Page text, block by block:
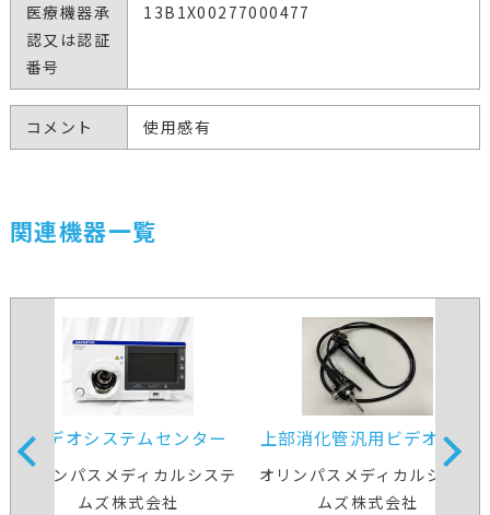
医療機器承
認又は認証
番号
13B1X00277000477
コメント 使用感有
関連機器一覧
ビデオシステムセンター
オリンパスメディカルシステ
ムズ株式会社
上部消化管汎用ビデオスコ
ープ
オリンパスメディカルシステ
ムズ株式会社